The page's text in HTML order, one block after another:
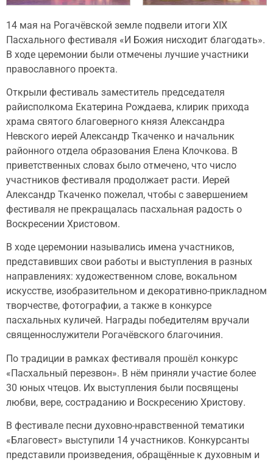
14 мая на Рогачёвской земле подвели итоги XIX
Пасхального фестиваля «И Божия нисходит благодать».
В ходе церемонии были отмечены лучшие участники
православного проекта.
Открыли фестиваль заместитель председателя
райисполкома Екатерина Рождаева, клирик прихода
храма святого благоверного князя Александра
Невского иерей Александр Ткаченко и начальник
районного отдела образования Елена Клочкова. В
приветственных словах было отмечено, что число
участников фестиваля продолжает расти. Иерей
Александр Ткаченко пожелал, чтобы с завершением
фестиваля не прекращалась пасхальная радость о
Воскресении Христовом.
В ходе церемонии назывались имена участников,
представивших свои работы и выступления в разных
направлениях: художественном слове, вокальном
искусстве, изобразительном и декоративно-прикладном
творчестве, фотографии, а также в конкурсе
пасхальных куличей. Награды победителям вручали
священнослужители Рогачёвского благочиния.
По традиции в рамках фестиваля прошёл конкурс
«Пасхальный перезвон». В нём приняли участие более
30 юных чтецов. Их выступления были посвящены
любви, вере, состраданию и Воскресению Христову.
В фестивале песни духовно-нравственной тематики
«Благовест» выступили 14 участников. Конкурсанты
представили произведения, обращённые к духовным и